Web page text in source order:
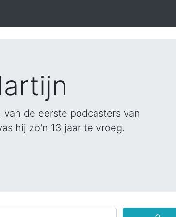
de eerste podcasters van
hij zo'n 13 jaar te vroeg.